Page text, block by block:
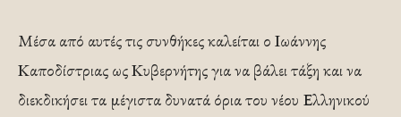
Μέσα από αυτές τις συνθήκες καλείται ο Ιωάννης
Καποδίστριας ως Κυβερνήτης για να βάλει τάξη και να
διεκδικήσει τα μέγιστα δυνατά όρια του νέου Ελληνικού